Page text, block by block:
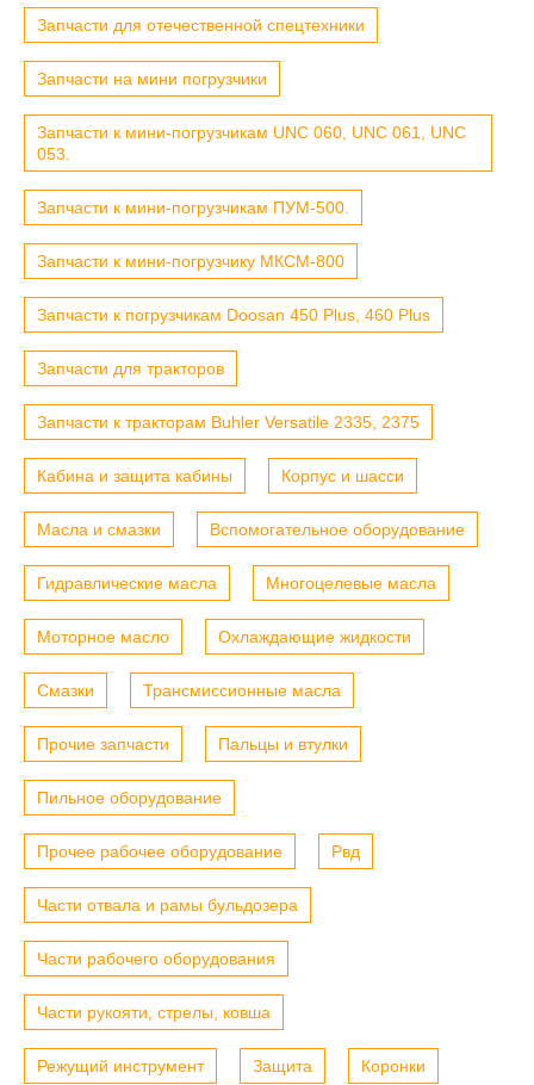
Запчасти для отечественной спецтехники
Запчасти на мини погрузчики
Запчасти к мини-погрузчикам UNC 060, UNC 061, UNC
053.
Запчасти к мини-погрузчикам ПУМ-500.
Запчасти к мини-погрузчику МКСМ-800
Запчасти к погрузчикам Doosan 450 Plus, 460 Plus
Запчасти для тракторов
Запчасти к тракторам Buhler Versatile 2335, 2375
Кабина и защита кабины Корпус и шасси
Масла и смазки Вспомогательное оборудование
Гидравлические масла Многоцелевые масла
Моторное масло Охлаждающие жидкости
Смазки Трансмиссионные масла
Прочие запчасти Пальцы и втулки
Пильное оборудование
Прочее рабочее оборудование Рвд
Части отвала и рамы бульдозера
Части рабочего оборудования
Части рукояти, стрелы, ковша
Режущий инструмент Защита Коронки